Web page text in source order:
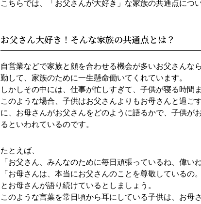
こちらでは、「お父さんが大好き」な家族の共通点につ
お父さん大好き！そんな家族の共通点とは？
自営業などで家族と顔を合わせる機会が多いお父さんな
勤して、家族のために一生懸命働いてくれています。
しかしその中には、仕事が忙しすぎて、子供が寝る時間
このような場合、子供はお父さんよりもお母さんと過ご
に、お母さんがお父さんをどのように語るかで、子供が
るといわれているのです。
たとえば、
「お父さん、みんなのために毎日頑張っているね、偉いね
「お母さんは、本当にお父さんのことを尊敬しているの
とお母さんが語り続けているとしましょう。
このような言葉を常日頃から耳にしている子供は、お母